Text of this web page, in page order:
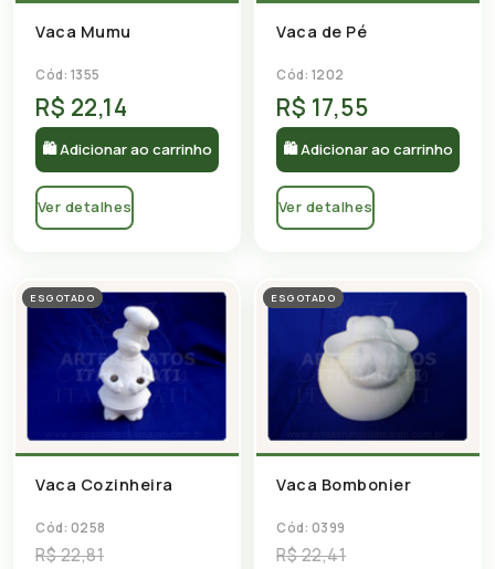
Vaca Mumu
Cód: 1355
R$ 22,14
🛍 Adicionar ao carrinho
Ver detalhes
Vaca de Pé
Cód: 1202
R$ 17,55
🛍 Adicionar ao carrinho
Ver detalhes
ESGOTADO
Vaca Cozinheira
Cód: 0258
R$ 22,81
ESGOTADO
Vaca Bombonier
Cód: 0399
R$ 22,41